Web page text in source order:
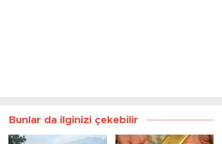
Bunlar da ilginizi çekebilir